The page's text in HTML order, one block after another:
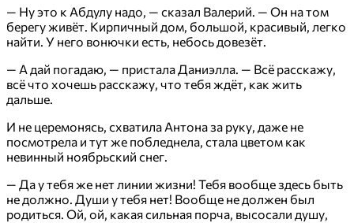
— Ну это к Абдулу надо, — сказал Валерий. — Он на том
берегу живёт. Кирпичный дом, большой, красивый, легко
найти. У него вонючки есть, небось довезёт.
— А дай погадаю, — пристала Даниэлла. — Всё расскажу,
всё что хочешь расскажу, что тебя ждёт, как жить
дальше.
И не церемонясь, схватила Антона за руку, даже не
посмотрела и тут же побледнела, стала цветом как
невинный ноябрьский снег.
— Да у тебя же нет линии жизни! Тебя вообще здесь быть
не должно. Души у тебя нет! Вообще не должен был
родиться. Ой, ой, какая сильная порча, высосали душу,